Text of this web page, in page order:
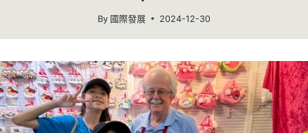
By 國際發展 2024-12-30